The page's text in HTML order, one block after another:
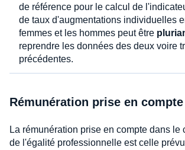
de référence pour le calcul de
de taux d'augmentations individuelles
femmes et les hommes peut être
reprendre les données des deux voire
précédentes.
Rémunération prise en compte
La rémunération prise en compte dans le
de l'égalité professionnelle est celle